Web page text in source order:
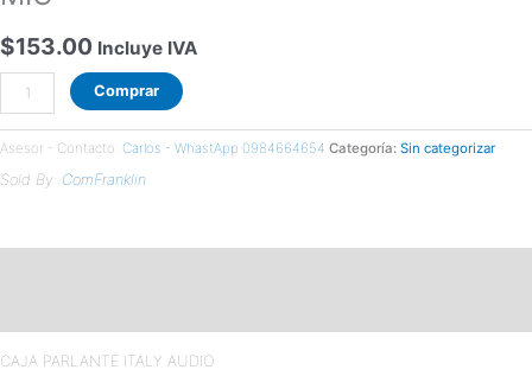
$153.00 Incluye IVA
FM
BLUETOOTH
MIC
Comprar
Asesor - Contacto: Carlos - WhastApp 0984664654 Categoría: Sin categorizar
Sold By: ComFranklin
CAJA PARLANTE ITALY AUDIO